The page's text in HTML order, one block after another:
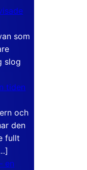
som
slog
tiden
och
den
fullt
en